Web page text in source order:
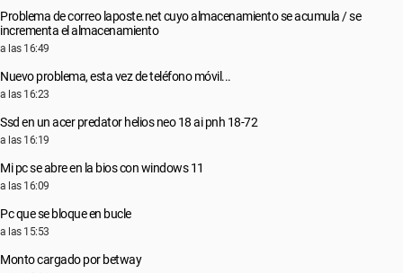
Problema de correo laposte.net cuyo almacenamiento se acumula / se
incrementa el almacenamiento
a las 16:49
Nuevo problema, esta vez de teléfono móvil...
a las 16:23
Ssd en un acer predator helios neo 18 ai pnh 18-72
a las 16:19
Mi pc se abre en la bios con windows 11
a las 16:09
Pc que se bloque en bucle
a las 15:53
Monto cargado por betway